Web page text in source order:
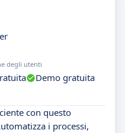
degli utenti
Demo gratuita
con questo
i processi,